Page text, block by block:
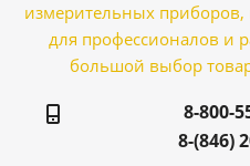
измерительных приборов,
для профессионалов и
большой выбор
8-800-
8-(846)